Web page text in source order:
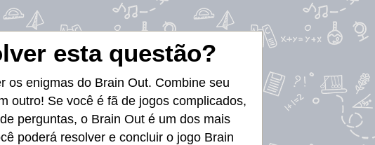
esta questão?
os enigmas do Brain Out. Combine seu
outro! Se você é fã de jogos complicados,
perguntas, o Brain Out é um dos mais
poderá resolver e concluir o jogo Brain